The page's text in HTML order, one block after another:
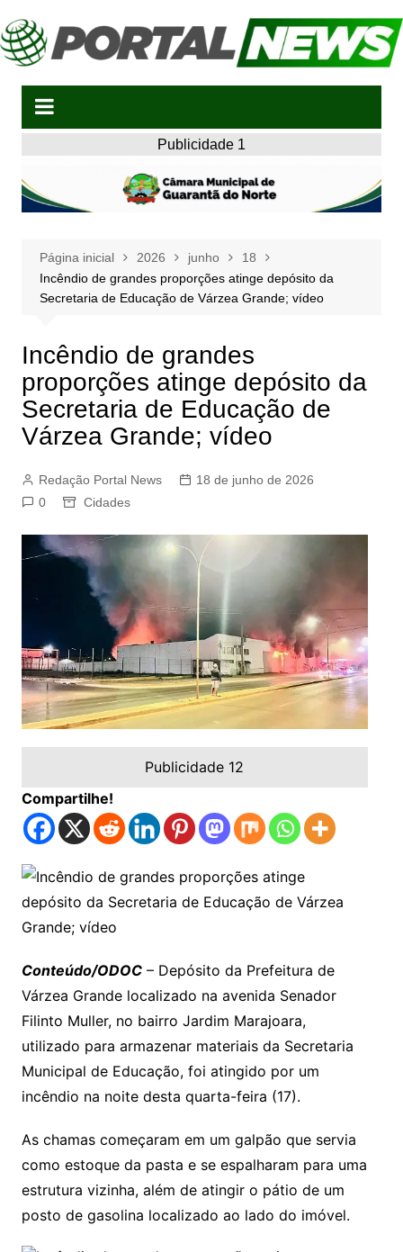
para
o
Publicidade 1
Página inicial 2026 junho
18
Incêndio de grandes proporções atinge depósito da
Secretaria de Educação de Várzea Grande; vídeo
Incêndio de grandes
proporções atinge depósito da
Secretaria de Educação de
Várzea Grande; vídeo
Redação Portal News
18 de junho de 2026
0
Cidades
Publicidade 12
Compartilhe!
Conteúdo/ODOC– Depósito da Prefeitura de
Várzea Grande localizado na avenida Senador
Filinto Muller, no bairro Jardim Marajoara,
utilizado para armazenar materiais da Secretaria
Municipal de Educação, foi atingido por um
incêndio na noite desta quarta-feira (17).
As chamas começaram em um galpão que servia
como estoque da pasta e se espalharam para uma
estrutura vizinha, além de atingir o pátio de um
posto de gasolina localizado ao lado do imóvel.